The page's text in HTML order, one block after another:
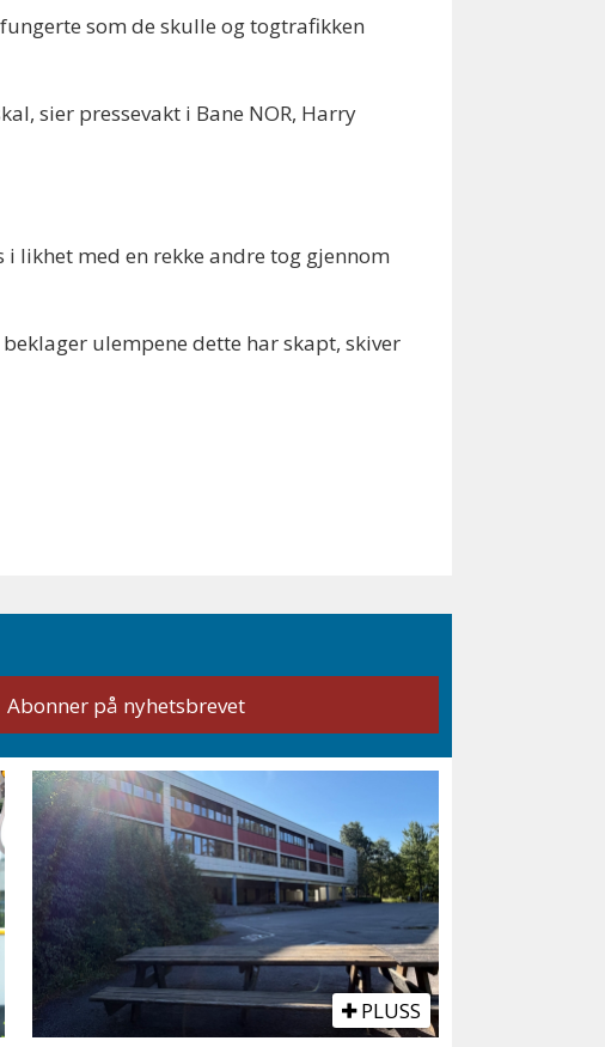
som de skulle og togtrafikken
sier pressevakt i Bane NOR, Harry
likhet med en rekke andre tog gjennom
ulempene dette har skapt, skiver
PLUSS